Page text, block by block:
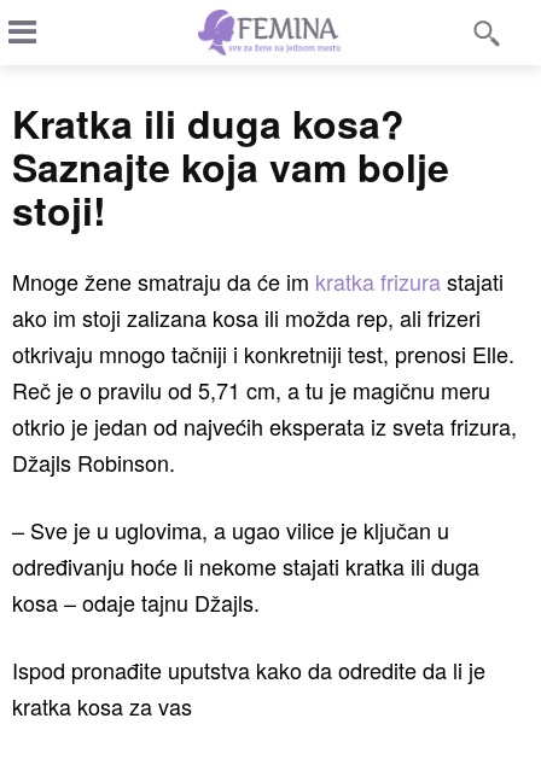
Kratka ili duga kosa?
Saznajte koja vam bolje
stoji!
Mnoge žene smatraju da će im kratka frizurastajati
ako im stoji zalizana kosa ili možda rep, ali frizeri
otkrivaju mnogo tačniji i konkretniji test, prenosi Elle.
Reč je o pravilu od 5,71 cm, a tu je magičnu meru
otkrio je jedan od najvećih eksperata iz sveta frizura,
Džajls Robinson.
– Sve je u uglovima, a ugao vilice je ključan u
određivanju hoće li nekome stajati kratka ili duga
kosa – odaje tajnu Džajls.
Ispod pronađite uputstva kako da odredite da li je
kratka kosa za vas